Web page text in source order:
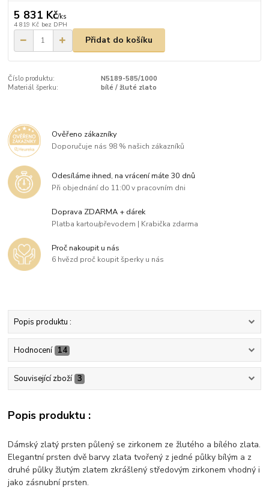
5 831 Kč/ks
4 819 Kč bez DPH
Přidat do košíku
Číslo produktu:
N5189-585/1000
Materiál šperku:
bílé / žluté zlato
Ověřeno zákazníky
Doporučuje nás 98 % našich zákazníků
Odesíláme ihned, na vrácení máte 30 dnů
Při objednání do 11:00 v pracovním dni
Doprava ZDARMA + dárek
Platba kartou/převodem | Krabička zdarma
Proč nakoupit u nás
6 hvězd proč koupit šperky u nás
Popis produktu :
Hodnocení 14
Související zboží 3
Popis produktu :
Dámský zlatý prsten půlený se zirkonem ze žlutého a bílého zlata.
Elegantní prsten dvě barvy zlata tvořený z jedné půlky bílým a z
druhé půlky žlutým zlatem zkrášlený středovým zirkonem vhodný i
jako zásnubní prsten.